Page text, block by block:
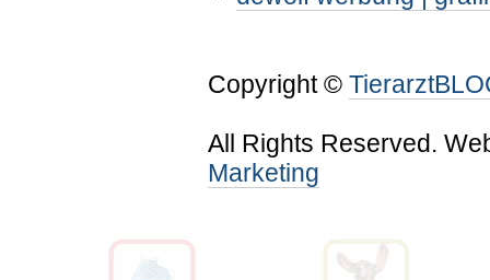
Copyright ©
All Rights Reserved.
Marketing